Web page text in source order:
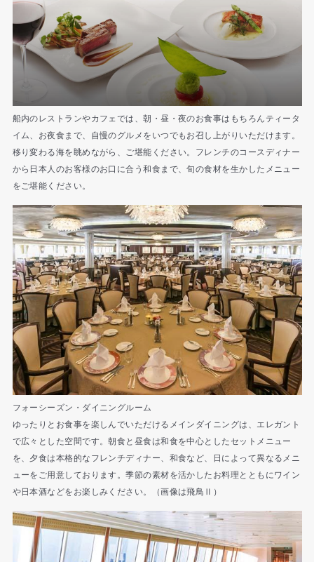
船内のレストランやカフェでは、朝・昼・夜のお食事はもちろんティータ
イム、お夜食まで、自慢のグルメをいつでもお召し上がりいただけます。
移り変わる海を眺めながら、ご堪能ください。フレンチのコースディナー
から日本人のお客様のお口に合う和食まで、旬の食材を生かしたメニュー
をご堪能ください。
フォーシーズン・ダイニングルーム
ゆったりとお食事を楽しんでいただけるメインダイニングは、エレガント
で広々とした空間です。朝食と昼食は和食を中心としたセットメニュー
を、夕食は本格的なフレンチディナー、和食など、日によって異なるメニ
ューをご用意しております。季節の素材を活かしたお料理とともにワイン
や日本酒などをお楽しみください。（画像は飛鳥Ⅱ）